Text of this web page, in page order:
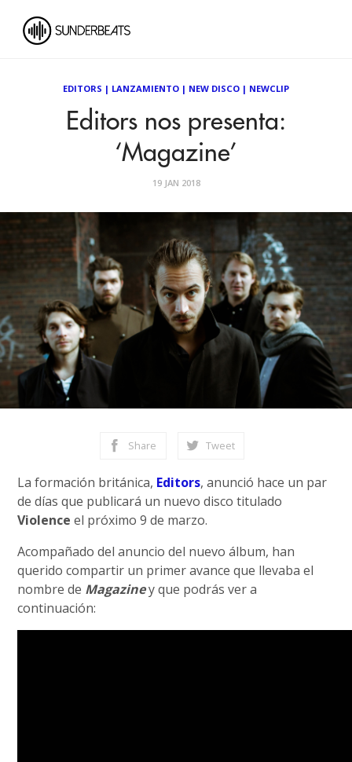
EDITORS | LANZAMIENTO | NEW DISCO | NEWCLIP
Editors nos presenta:
‘Magazine’
19 JAN 2018
Share Tweet
La formación británica, Editors, anunció hace un par
de días que publicará un nuevo disco titulado
Violence el próximo 9 de marzo.
Acompañado del anuncio del nuevo álbum, han
querido compartir un primer avance que llevaba el
nombre de Magaziney que podrás ver a
continuación: